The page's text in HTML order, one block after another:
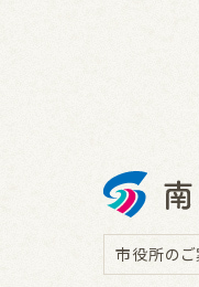
市役所のご